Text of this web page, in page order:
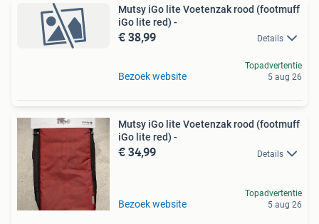
Mutsy iGo lite Voetenzak rood (footmuff
iGo lite red) -
€ 38,99 Details
Bezoek website
Topadvertentie
5 aug 26
Mutsy iGo lite Voetenzak rood (footmuff
iGo lite red) -
€ 34,99 Details
Bezoek website
Topadvertentie
5 aug 26